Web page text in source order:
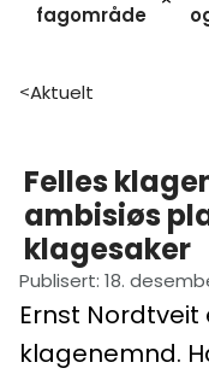
fagområde
>Aktuelt
Felles
ambisiøs
klagesaker
Publisert: 18.
Ernst Nordtveit
klagenemnd.